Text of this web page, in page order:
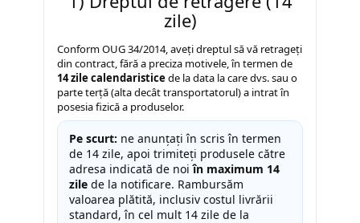
Saltele Pocket
Saltele cu arcuri impachetate
individual
Saltele Memory Pocket
Saltele Memory Foam
Saltele Memory Pocket
Saltele cu plasa arcuri
Noptiere
Seturi de pat si saltea
Masute de toaleta
Mobilier living
Scaune pentru living
Seturi comode living si vitrine
Scaune pliante
Scaune birou
Scaune profesionale
Scaune Lemn
Scaune birou copii
Scaune resigilate
zile)
Conform OUG 34/2014, aveți dreptul să vă retrageți
din contract, fără a preciza motivele, în termen de
14 zile calendaristice de la data la care dvs. sau o
parte terță (alta decât transportatorul) a intrat în
posesia fizică a produselor.
Pe scurt: ne anunțați în scris în termen
de 14 zile, apoi trimiteți produsele către
adresa indicată de noiîn maximum 14
zile de la notificare. Rambursăm
valoarea plătită, inclusiv costul livrării
standard, în cel mult 14 zile de la